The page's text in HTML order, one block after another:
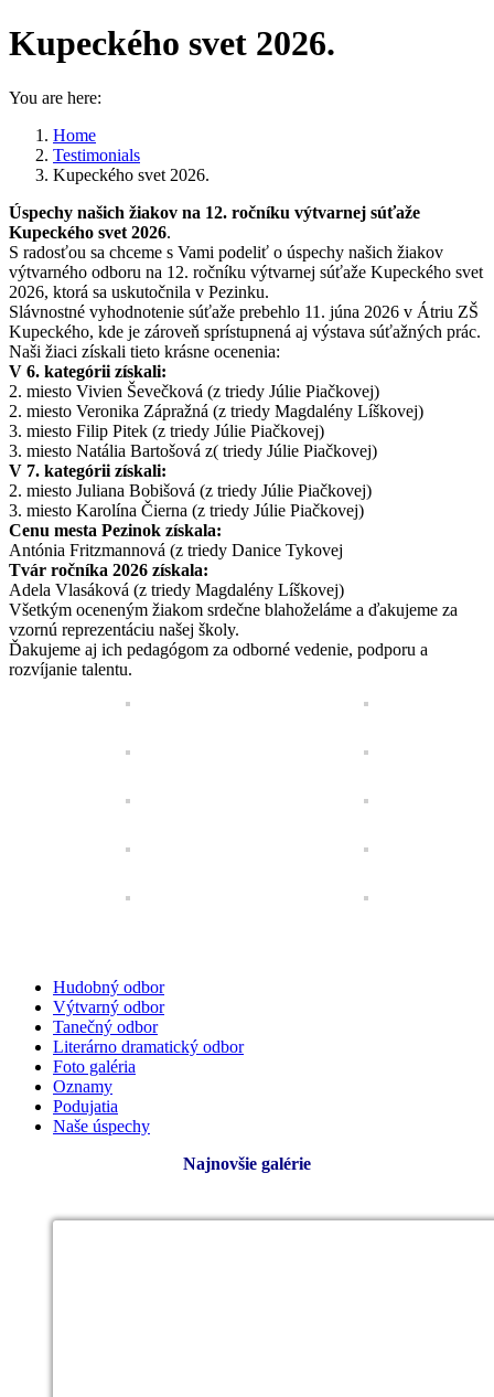
Kupeckého svet 2026.
You are here:
Home
Testimonials
Kupeckého svet 2026.
Úspechy našich žiakov na 12. ročníku výtvarnej súťaže
Kupeckého svet 2026.
S radosťou sa chceme s Vami podeliť o úspechy našich žiakov
výtvarného odboru na 12. ročníku výtvarnej súťaže Kupeckého svet
2026, ktorá sa uskutočnila v Pezinku.
Slávnostné vyhodnotenie súťaže prebehlo 11. júna 2026 v Átriu ZŠ
Kupeckého, kde je zároveň sprístupnená aj výstava súťažných prác.
Naši žiaci získali tieto krásne ocenenia:
V 6. kategórii získali:
2. miesto Vivien Ševečková (z triedy Júlie Piačkovej)
2. miesto Veronika Zápražná (z triedy Magdalény Líškovej)
3. miesto Filip Pitek (z triedy Júlie Piačkovej)
3. miesto Natália Bartošová z( triedy Júlie Piačkovej)
V 7. kategórii získali:
2. miesto Juliana Bobišová (z triedy Júlie Piačkovej)
3. miesto Karolína Čierna (z triedy Júlie Piačkovej)
Cenu mesta Pezinok získala:
Antónia Fritzmannová (z triedy Danice Tykovej
Tvár ročníka 2026 získala:
Adela Vlasáková (z triedy Magdalény Líškovej)
Všetkým oceneným žiakom srdečne blahoželáme a ďakujeme za
vzornú reprezentáciu našej školy.
Ďakujeme aj ich pedagógom za odborné vedenie, podporu a
rozvíjanie talentu.
Hudobný odbor
Výtvarný odbor
Tanečný odbor
Literárno dramatický odbor
Foto galéria
Oznamy
Podujatia
Naše úspechy
Najnovšie galérie